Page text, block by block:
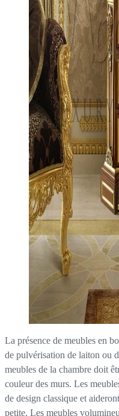
La présence de meubles en
de pulvérisation de laiton ou
meubles de la chambre doit
couleur des murs. Les
de design classique et
petite. Les meubles